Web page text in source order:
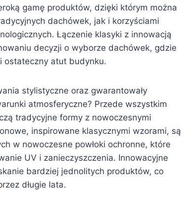
gamę produktów, dzięki którym można
dachówek, jak i korzyściami
Łączenie klasyki z innowacją
decyzji o wyborze dachówek, gdzie
ostateczny atut budynku.
stylistyczne oraz gwarantowały
atmosferyczne? Przede wszystkim
tradycyjne formy z nowoczesnymi
inspirowane klasycznymi wzorami, są
w nowoczesne powłoki ochronne, które
UV i zanieczyszczenia. Innowacyjne
bardziej jednolitych produktów, co
długie lata.